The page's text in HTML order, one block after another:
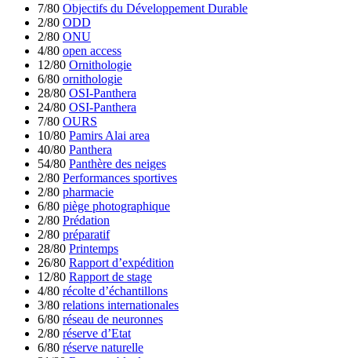
7/80 Objectifs du Développement Durable
2/80 ODD
2/80 ONU
4/80 open access
12/80 Ornithologie
6/80 ornithologie
28/80 OSI-Panthera
24/80 OSI-Panthera
7/80 OURS
10/80 Pamirs Alai area
40/80 Panthera
54/80 Panthère des neiges
2/80 Performances sportives
2/80 pharmacie
6/80 piège photographique
2/80 Prédation
2/80 préparatif
28/80 Printemps
26/80 Rapport d’expédition
12/80 Rapport de stage
4/80 récolte d’échantillons
3/80 relations internationales
6/80 réseau de neuronnes
2/80 réserve d’Etat
6/80 réserve naturelle